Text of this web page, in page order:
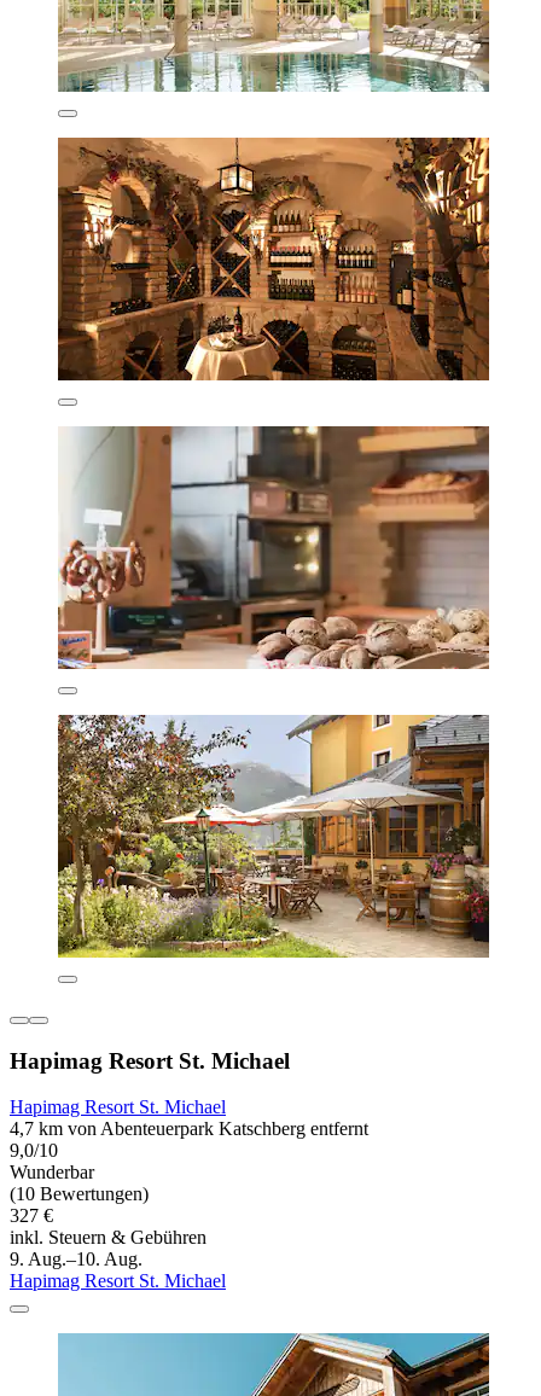
Hapimag Resort St. Michael
Hapimag Resort St. Michael
4,7 km von Abenteuerpark Katschberg entfernt
9,0/10
Wunderbar
(10 Bewertungen)
327 €
inkl. Steuern & Gebühren
9. Aug.–10. Aug.
Hapimag Resort St. Michael